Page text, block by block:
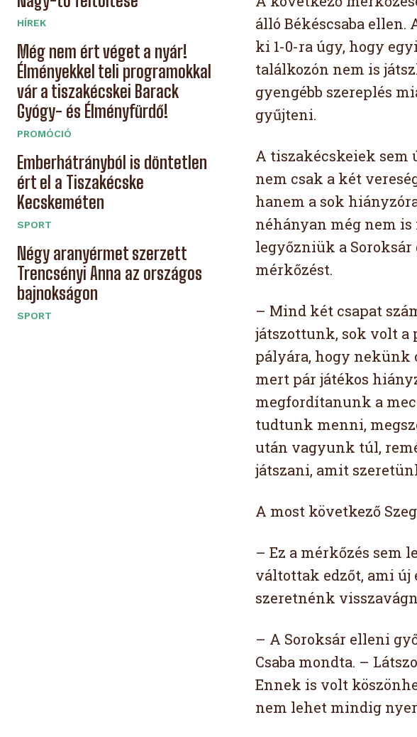
HÍREK
Még nem ért véget a nyár!
Élményekkel teli programokkal
vár a tiszakécskei Barack
Gyógy- és Élményfürdő!
PROMÓCIÓ
Emberhátrányból is döntetlen
ért el a Tiszakécske
Kecskeméten
SPORT
Négy aranyérmet szerzett
Trencsényi Anna az országos
bajnokságon
SPORT
álló Békéscsaba
ki 1-0-ra úgy, hogy
találkozón nem is
gyengébb szereplés
gyűjteni.
A tiszakécskeiek sem
nem csak a két
hanem a sok
néhányan még nem is
legyőzniük a
mérkőzést.
– Mind két csapat
játszottunk, sok volt a
pályára, hogy nekünk
mert pár játékos
megfordítanunk a
tudtunk menni,
után vagyunk túl,
játszani, amit
A most következő
– Ez a mérkőzés sem
váltottak edzőt, ami
szeretnénk
– A Soroksár elleni
Csaba mondta. –
Ennek is volt
nem lehet mindig